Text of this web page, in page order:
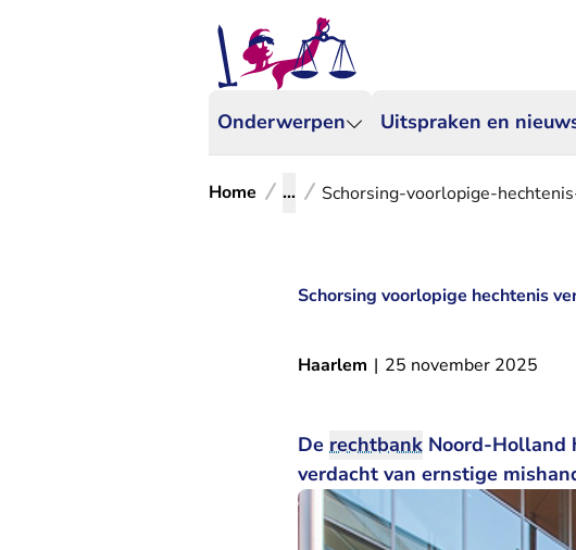
Onderwerpen Uitspraken en
Home ... Schorsing-voorlopige-
Schorsing voorlopige hechtenis
Haarlem | 25 november 2025
De rechtbank Noord-Holland
verdacht van ernstige